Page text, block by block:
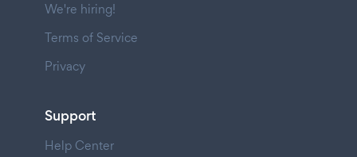
We're hiring!
Terms of Service
Privacy
Support
Help Center